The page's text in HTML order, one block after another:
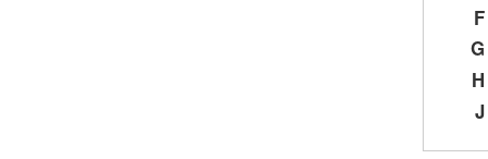
F
G
H
J